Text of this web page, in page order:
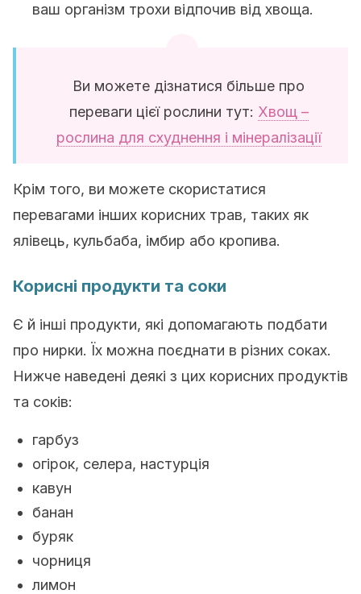
ваш організм трохи відпочив від хвоща.
Ви можете дізнатися більше про
переваги цієї рослини тут: Хвощ –
рослина для схуднення і мінералізації
Крім того, ви можете скористатися
перевагами інших корисних трав, таких як
ялівець, кульбаба, імбир або кропива.
Корисні продукти та соки
Є й інші продукти, які допомагають подбати
про нирки. Їх можна поєднати в різних соках.
Нижче наведені деякі з цих корисних продуктів
та соків:
гарбуз
огірок, селера, настурція
кавун
банан
буряк
чорниця
лимон